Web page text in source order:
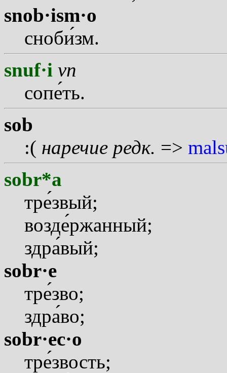
snob·ism·o
снобизм.
snuf·i vn
сопеть.
sob
:( наречие редк. =>
sobr*a
трезвый;
воздержанный;
здравый;
sobr·e
трезво;
здраво;
sobr·ec·o
трезвость;